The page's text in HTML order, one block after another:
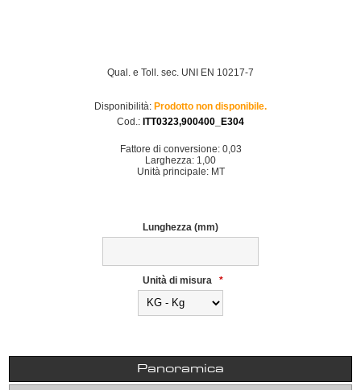
Qual. e Toll. sec. UNI EN 10217-7
Disponibilità: Prodotto non disponibile.
Cod.: ITT0323,900400_E304
Fattore di conversione: 0,03
Larghezza: 1,00
Unità principale: MT
Lunghezza (mm)
Unità di misura *
Panoramica